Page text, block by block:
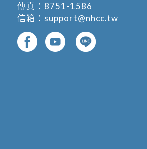
傳真：8751-1586
信箱： support@nhcc.tw